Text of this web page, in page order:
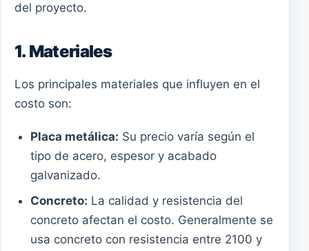
del proyecto.
1. Materiales
Los principales materiales que influyen en el
costo son:
Placa metálica: Su precio varía según el
tipo de acero, espesor y acabado
galvanizado.
Concreto: La calidad y resistencia del
concreto afectan el costo. Generalmente se
usa concreto con resistencia entre 2100 y